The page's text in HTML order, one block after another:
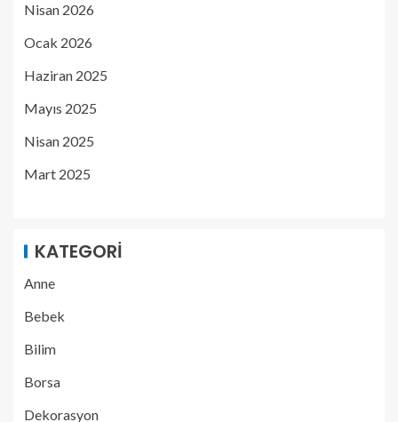
Nisan 2026
Ocak 2026
Haziran 2025
Mayıs 2025
Nisan 2025
Mart 2025
KATEGORI
Anne
Bebek
Bilim
Borsa
Dekorasyon